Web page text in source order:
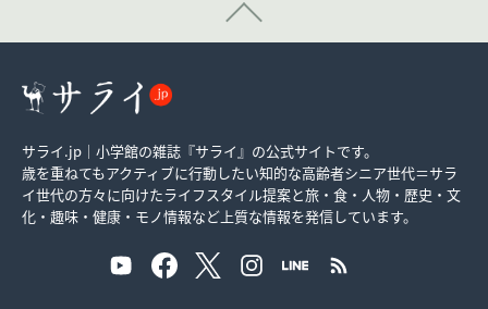
サライ.jp｜小学館の雑誌『サライ』の公式サイトです。
歳を重ねてもアクティブに行動したい知的な高齢者シニア世代＝サラ
イ世代の方々に向けたライフスタイル提案と旅・食・人物・歴史・文
化・趣味・健康・モノ情報など上質な情報を発信しています。